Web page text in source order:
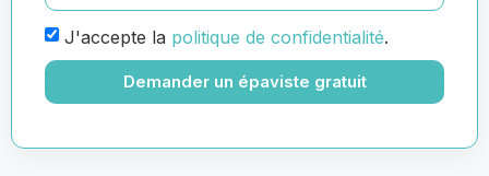
J'accepte la politique de confidentialité.
Demander un épaviste gratuit